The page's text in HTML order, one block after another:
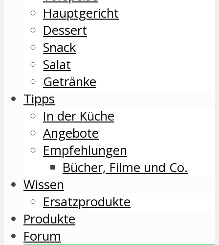
Hauptgericht
Dessert
Snack
Salat
Getränke
Tipps
In der Küche
Angebote
Empfehlungen
Bücher, Filme und Co.
Wissen
Ersatzprodukte
Produkte
Forum